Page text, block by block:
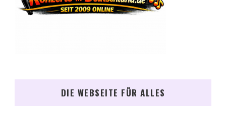
DIE WEBSEITE FÜR ALLES